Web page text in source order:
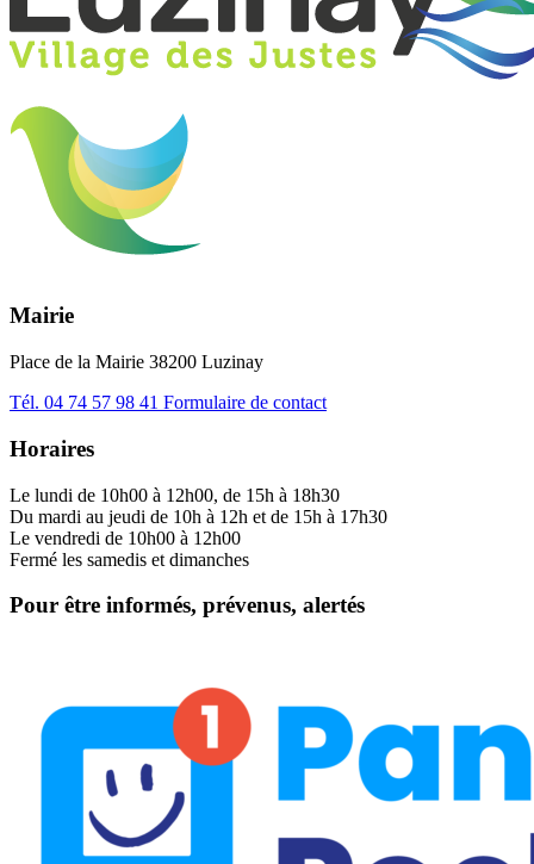
Mairie
Place de la Mairie 38200 Luzinay
Tél. 04 74 57 98 41 Formulaire de contact
Horaires
Le lundi de 10h00 à 12h00, de 15h à 18h30
Du mardi au jeudi de 10h à 12h et de 15h à 17h30
Le vendredi de 10h00 à 12h00
Fermé les samedis et dimanches
Pour être informés, prévenus, alertés